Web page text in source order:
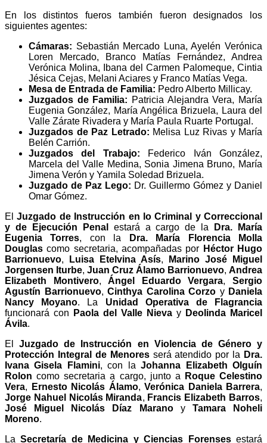
En los distintos fueros también fueron designados los
siguientes agentes:
Cámaras: Sebastián Mercado Luna, Ayelén Verónica
Loren Mercado, Branco Matías Fernández, Andrea
Verónica Molina, Ibana del Carmen Palomeque, Cintia
Jésica Cejas, Melani Aciares y Franco Matías Vega.
Mesa de Entrada de Familia: Pedro Alberto Millicay.
Juzgados de Familia: Patricia Alejandra Vera, María
Eugenia González, María Angélica Brizuela, Laura del
Valle Zárate Rivadera y María Paula Ruarte Portugal.
Juzgados de Paz Letrado: Melisa Luz Rivas y María
Belén Carrión.
Juzgados del Trabajo: Federico Iván González,
Marcela del Valle Medina, Sonia Jimena Bruno, María
Jimena Verón y Yamila Soledad Brizuela.
Juzgado de Paz Lego: Dr. Guillermo Gómez y Daniel
Omar Gómez.
ElJuzgado de Instrucción en lo Criminal y Correccional
y de Ejecución Penal
estará a cargo de la
Dra. María
Eugenia Torres, con la
Dra. María Florencia Molla
Douglas como secretaria, acompañadas por Héctor Hugo
Barrionuevo, Luisa Etelvina Asís,
Marino José Miguel
Jorgensen Iturbe, Juan Cruz Álamo Barrionuevo, Andrea
Elizabeth Montivero,Ángel Eduardo Vergara,Sergio
Agustín Barrionuevo, Cinthya Carolina Corzo y Daniela
Nancy Moyano. La Unidad Operativa de Flagrancia
funcionará con
Paola del Valle Nieva y Deolinda Maricel
Ávila.
ElJuzgado de Instrucción en Violencia de Género y
Protección Integral de Menoresserá atendido por la Dra.
Ivana Gisela Flamini, con laJohanna Elizabeth Olguín
Rolon como secretaria a cargo, junto a
Roque Celestino
Vera, Ernesto Nicolás Álamo, Verónica Daniela Barrera,
Jorge Nahuel Nicolás Miranda, Francis Elizabeth Barros,
José Miguel Nicolás Díaz Maranoy Tamara Noheli
Moreno.
LaSecretaría de Medicina y Ciencias Forensesestará